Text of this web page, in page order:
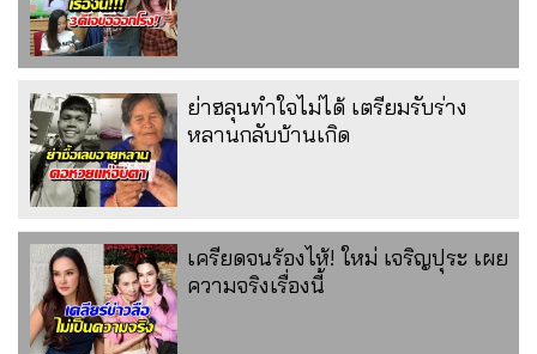
ย่าฮลุนทำใจไม่ได้ เตรียมรับร่าง
หลานกลับบ้านเกิด
เครียดจนร้องไห้! ใหม่ เจริญปุระ เผย
ความจริงเรื่องนี้